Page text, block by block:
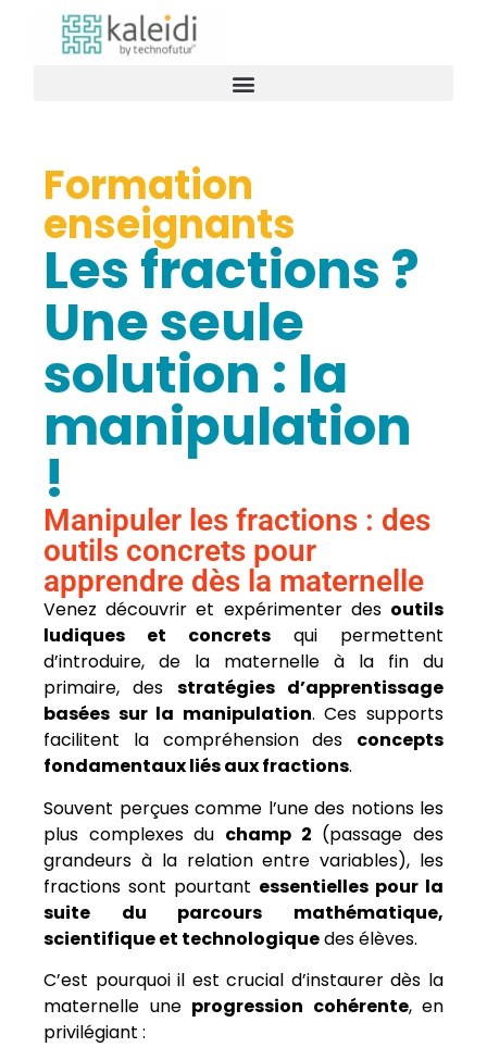
Formation
enseignants
Les fractions ?
Une seule
solution : la
manipulation
!
Manipuler les fractions : des
outils concrets pour
apprendre dès la maternelle
Venez découvrir et expérimenter des outils
ludiques et concrets qui permettent
d’introduire, de la maternelle à la fin du
primaire, des stratégies d’apprentissage
basées sur la manipulation. Ces supports
facilitent la compréhension des concepts
fondamentaux liés aux fractions.
Souvent perçues comme l’une des notions les
plus complexes du champ 2 (passage des
grandeurs à la relation entre variables), les
fractions sont pourtant essentielles pour la
suite du parcours mathématique,
scientifique et technologiquedes élèves.
C’est pourquoi il est crucial d’instaurer dès la
maternelle une progression cohérente, en
privilégiant :